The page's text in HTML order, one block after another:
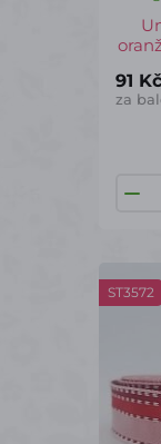
91 Kč
za
ST3572